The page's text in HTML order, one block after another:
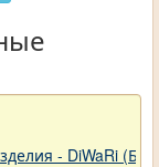
- DiWaRi